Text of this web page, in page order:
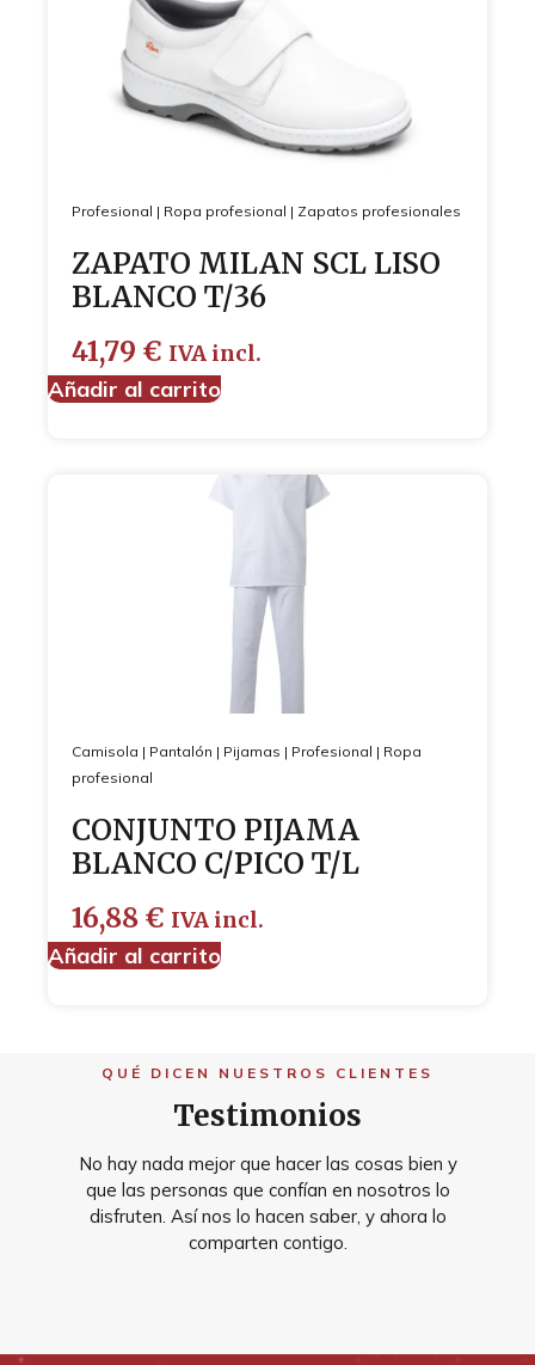
Profesional | Ropa profesional | Zapatos profesionales
ZAPATO MILAN SCL LISO
BLANCO T/36
41,79 € IVA incl.
Añadir al carrito
Camisola | Pantalón | Pijamas | Profesional | Ropa
profesional
CONJUNTO PIJAMA
BLANCO C/PICO T/L
16,88 € IVA incl.
Añadir al carrito
QUÉ DICEN NUESTROS CLIENTES
Testimonios
No hay nada mejor que hacer las cosas bien y
que las personas que confían en nosotros lo
disfruten. Así nos lo hacen saber, y ahora lo
comparten contigo.